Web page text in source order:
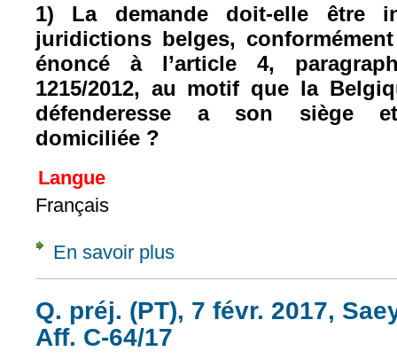
1) La demande doit-elle être
juridictions belges,
énoncé à l’article 4,
1215/2012, au motif que la
défenderesse a son siège
domiciliée ?
Langue
Français
En savoir plus
Q. préj. (PT), 7 févr. 2017,
Aff. C-64/17